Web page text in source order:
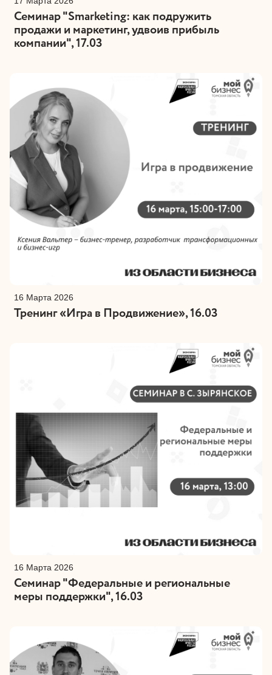
Семинар "Smarketing: как подружить
продажи и маркетинг, удвоив прибыль
компании", 17.03
16 Марта 2026
Тренинг «Игра в Продвижение», 16.03
16 Марта 2026
Семинар "Федеральные и региональные
меры поддержки", 16.03